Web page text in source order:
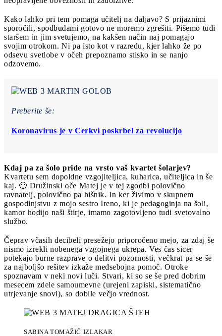
Kako lahko pri tem pomaga učitelj na daljavo? S prijaznimi
sporočili, spodbudami gotovo ne moremo zgrešiti. Pišemo tudi
staršem in jim svetujemo, na kakšen način naj pomagajo
svojim otrokom. Ni pa isto kot v razredu, kjer lahko že po
odsevu svetlobe v očeh prepoznamo stisko in se nanjo
odzovemo.
Preberite še:
Koronavirus je v Cerkvi poskrbel za revolucijo
Kdaj pa za šolo pride na vrsto vaš kvartet šolarjev?
Kvartetu sem dopoldne vzgojiteljica, kuharica, učiteljica in še
kaj. 🙂 Družinski oče Matej je v tej zgodbi polovično
ravnatelj, polovično pa hišnik. In ker živimo v skupnem
gospodinjstvu z mojo sestro Ireno, ki je pedagoginja na šoli,
kamor hodijo naši štirje, imamo zagotovljeno tudi svetovalno
službo.
Čeprav včasih decibeli presežejo priporočeno mejo, za zdaj še
nismo izrekli nobenega vzgojnega ukrepa. Ves čas sicer
potekajo burne razprave o delitvi pozornosti, večkrat pa se še
za najboljšo rešitev izkaže medsebojna pomoč. Otroke
spoznavam v neki novi luči. Stvari, ki so se še pred dobrim
mesecem zdele samoumevne (urejeni zapiski, sistematično
utrjevanje snovi), so dobile večjo vrednost.
SABINA TOMAŽIČ IZLAKAR